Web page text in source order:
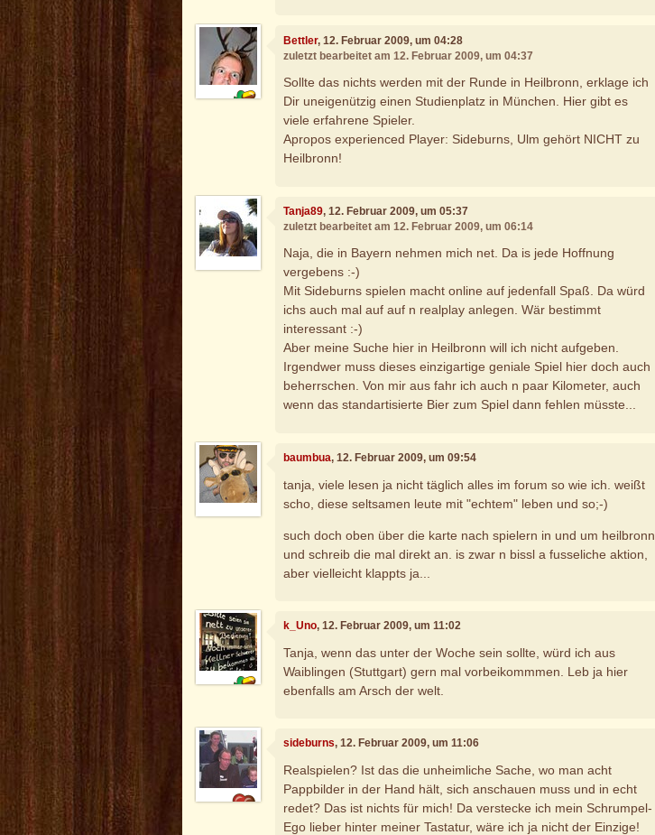
Bettler, 12. Februar 2009, um 04:28
zuletzt bearbeitet am 12. Februar 2009, um 04:37
Sollte das nichts werden mit der Runde in Heilbronn, erklage ich
Dir uneigenützig einen Studienplatz in München. Hier gibt es
viele erfahrene Spieler.
Apropos experienced Player: Sideburns, Ulm gehört NICHT zu
Heilbronn!
Tanja89, 12. Februar 2009, um 05:37
zuletzt bearbeitet am 12. Februar 2009, um 06:14
Naja, die in Bayern nehmen mich net. Da is jede Hoffnung
vergebens :-)
Mit Sideburns spielen macht online auf jedenfall Spaß. Da würd
ichs auch mal auf auf n realplay anlegen. Wär bestimmt
interessant :-)
Aber meine Suche hier in Heilbronn will ich nicht aufgeben.
Irgendwer muss dieses einzigartige geniale Spiel hier doch auch
beherrschen. Von mir aus fahr ich auch n paar Kilometer, auch
wenn das standartisierte Bier zum Spiel dann fehlen müsste...
baumbua, 12. Februar 2009, um 09:54
tanja, viele lesen ja nicht täglich alles im forum so wie ich. weißt
scho, diese seltsamen leute mit "echtem" leben und so;-)
such doch oben über die karte nach spielern in und um heilbronn
und schreib die mal direkt an. is zwar n bissl a fusseliche aktion,
aber vielleicht klappts ja...
k_Uno, 12. Februar 2009, um 11:02
Tanja, wenn das unter der Woche sein sollte, würd ich aus
Waiblingen (Stuttgart) gern mal vorbeikommmen. Leb ja hier
ebenfalls am Arsch der welt.
sideburns, 12. Februar 2009, um 11:06
Realspielen? Ist das die unheimliche Sache, wo man acht
Pappbilder in der Hand hält, sich anschauen muss und in echt
redet? Das ist nichts für mich! Da verstecke ich mein Schrumpel-
Ego lieber hinter meiner Tastatur, wäre ich ja nicht der Einzige!